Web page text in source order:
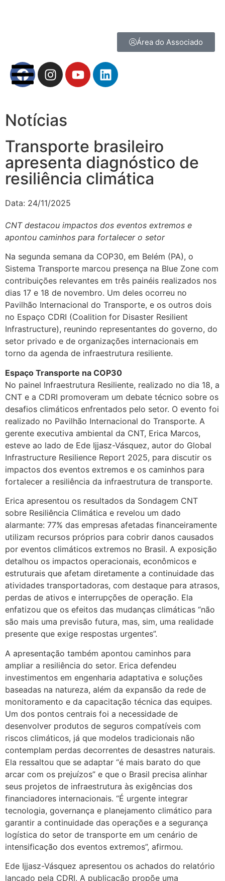
Área do Associado
Notícias
Transporte brasileiro
apresenta diagnóstico de
resiliência climática
Data: 24/11/2025
CNT destacou impactos dos eventos extremos e
apontou caminhos para fortalecer o setor
Na segunda semana da COP30, em Belém (PA), o
Sistema Transporte marcou presença na Blue Zone com
contribuições relevantes em três painéis realizados nos
dias 17 e 18 de novembro. Um deles ocorreu no
Pavilhão Internacional do Transporte, e os outros dois
no Espaço CDRI (Coalition for Disaster Resilient
Infrastructure), reunindo representantes do governo, do
setor privado e de organizações internacionais em
torno da agenda de infraestrutura resiliente.
Espaço Transporte na COP30
No painel Infraestrutura Resiliente, realizado no dia 18, a
CNT e a CDRI promoveram um debate técnico sobre os
desafios climáticos enfrentados pelo setor. O evento foi
realizado no Pavilhão Internacional do Transporte. A
gerente executiva ambiental da CNT, Erica Marcos,
esteve ao lado de Ede Ijjasz-Vásquez, autor do Global
Infrastructure Resilience Report 2025, para discutir os
impactos dos eventos extremos e os caminhos para
fortalecer a resiliência da infraestrutura de transporte.
Erica apresentou os resultados da Sondagem CNT
sobre Resiliência Climática e revelou um dado
alarmante: 77% das empresas afetadas financeiramente
utilizam recursos próprios para cobrir danos causados
por eventos climáticos extremos no Brasil. A exposição
detalhou os impactos operacionais, econômicos e
estruturais que afetam diretamente a continuidade das
atividades transportadoras, com destaque para atrasos,
perdas de ativos e interrupções de operação. Ela
enfatizou que os efeitos das mudanças climáticas “não
são mais uma previsão futura, mas, sim, uma realidade
presente que exige respostas urgentes”.
A apresentação também apontou caminhos para
ampliar a resiliência do setor. Erica defendeu
investimentos em engenharia adaptativa e soluções
baseadas na natureza, além da expansão da rede de
monitoramento e da capacitação técnica das equipes.
Um dos pontos centrais foi a necessidade de
desenvolver produtos de seguros compatíveis com
riscos climáticos, já que modelos tradicionais não
contemplam perdas decorrentes de desastres naturais.
Ela ressaltou que se adaptar “é mais barato do que
arcar com os prejuízos” e que o Brasil precisa alinhar
seus projetos de infraestrutura às exigências dos
financiadores internacionais. “É urgente integrar
tecnologia, governança e planejamento climático para
garantir a continuidade das operações e a segurança
logística do setor de transporte em um cenário de
intensificação dos eventos extremos”, afirmou.
Ede Ijjasz-Vásquez apresentou os achados do relatório
lançado pela CDRI. A publicação propõe uma